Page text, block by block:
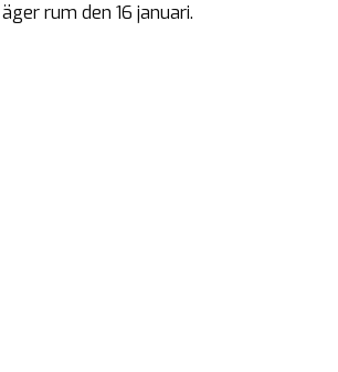
rum den 16 januari.